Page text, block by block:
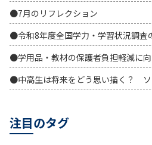
●7月のリフレクション
●令和8年度全国学力・学習状況調査
●学用品・教材の保護者負担軽減に
●中高生は将来をどう思い描く？ ソ
注目のタグ